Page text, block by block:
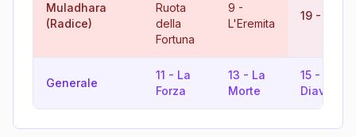
Muladhara
(Radice)
Ruota
della
Fortuna
9 -
L'Eremita
19 -
Generale
11 - La
Forza
13 - La
Morte
15 -
Diavolo